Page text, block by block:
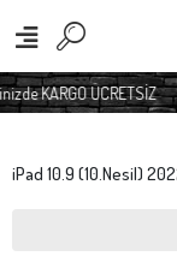
KARGO ÜCRETSİZ
iPad 10.9 (10.Nesil)